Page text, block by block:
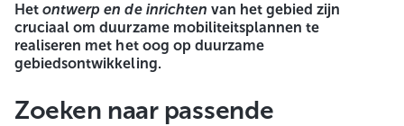
Hetontwerp en de inrichten van het gebied zijn
cruciaal om duurzame mobiliteitsplannen te
realiseren met het oog op duurzame
gebiedsontwikkeling.
Zoeken naar passende